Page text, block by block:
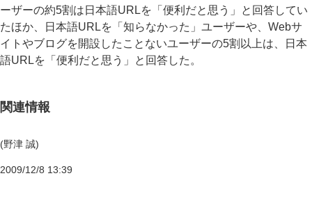
ーザーの約5割は日本語URLを「便利だと思う」と回答してい
たほか、日本語URLを「知らなかった」ユーザーや、Webサ
イトやブログを開設したことないユーザーの5割以上は、日本
語URLを「便利だと思う」と回答した。
関連情報
(野津 誠)
2009/12/8 13:39